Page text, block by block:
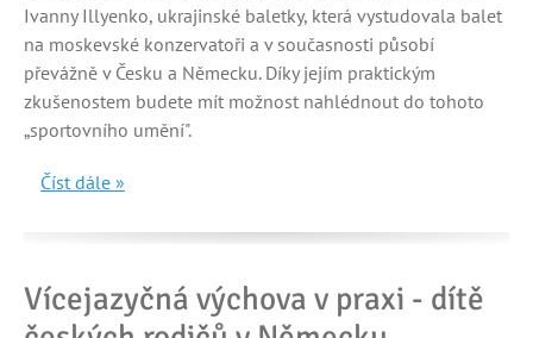
Ivanny Illyenko, ukrajinské baletky, která vystudovala balet
na moskevské konzervatoři a v současnosti působí
převážně v Česku a Německu. Díky jejím praktickým
zkušenostem budete mít možnost nahlédnout do tohoto
„sportovního umění".
Číst dále »
Vícejazyčná výchova v praxi - dítě